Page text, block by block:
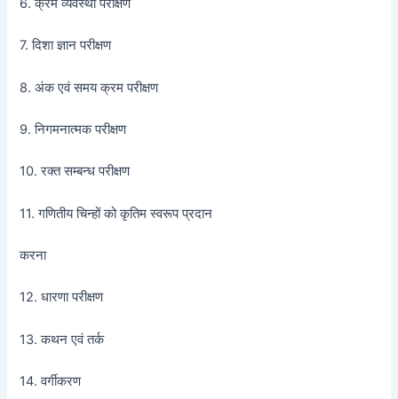
6. क्रम व्यवस्था परीक्षण
7. दिशा ज्ञान परीक्षण
8. अंक एवं समय क्रम परीक्षण
9. निगमनात्मक परीक्षण
10. रक्त सम्बन्ध परीक्षण
11. गणितीय चिन्हों को कृतिम स्वरूप प्रदान
करना
12. धारणा परीक्षण
13. कथन एवं तर्क
14. वर्गीकरण